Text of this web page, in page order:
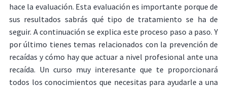
hace la evaluación. Esta evaluación es importante porque de
sus resultados sabrás qué tipo de tratamiento se ha de
seguir. A continuación se explica este proceso paso a paso. Y
por último tienes temas relacionados con la prevención de
recaídas y cómo hay que actuar a nivel profesional ante una
recaída. Un curso muy interesante que te proporcionará
todos los conocimientos que necesitas para ayudarle a una